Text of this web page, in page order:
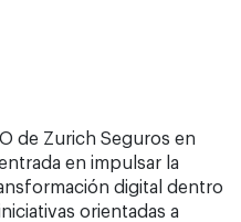
de Zurich Seguros en
en impulsar la
digital dentro
orientadas a